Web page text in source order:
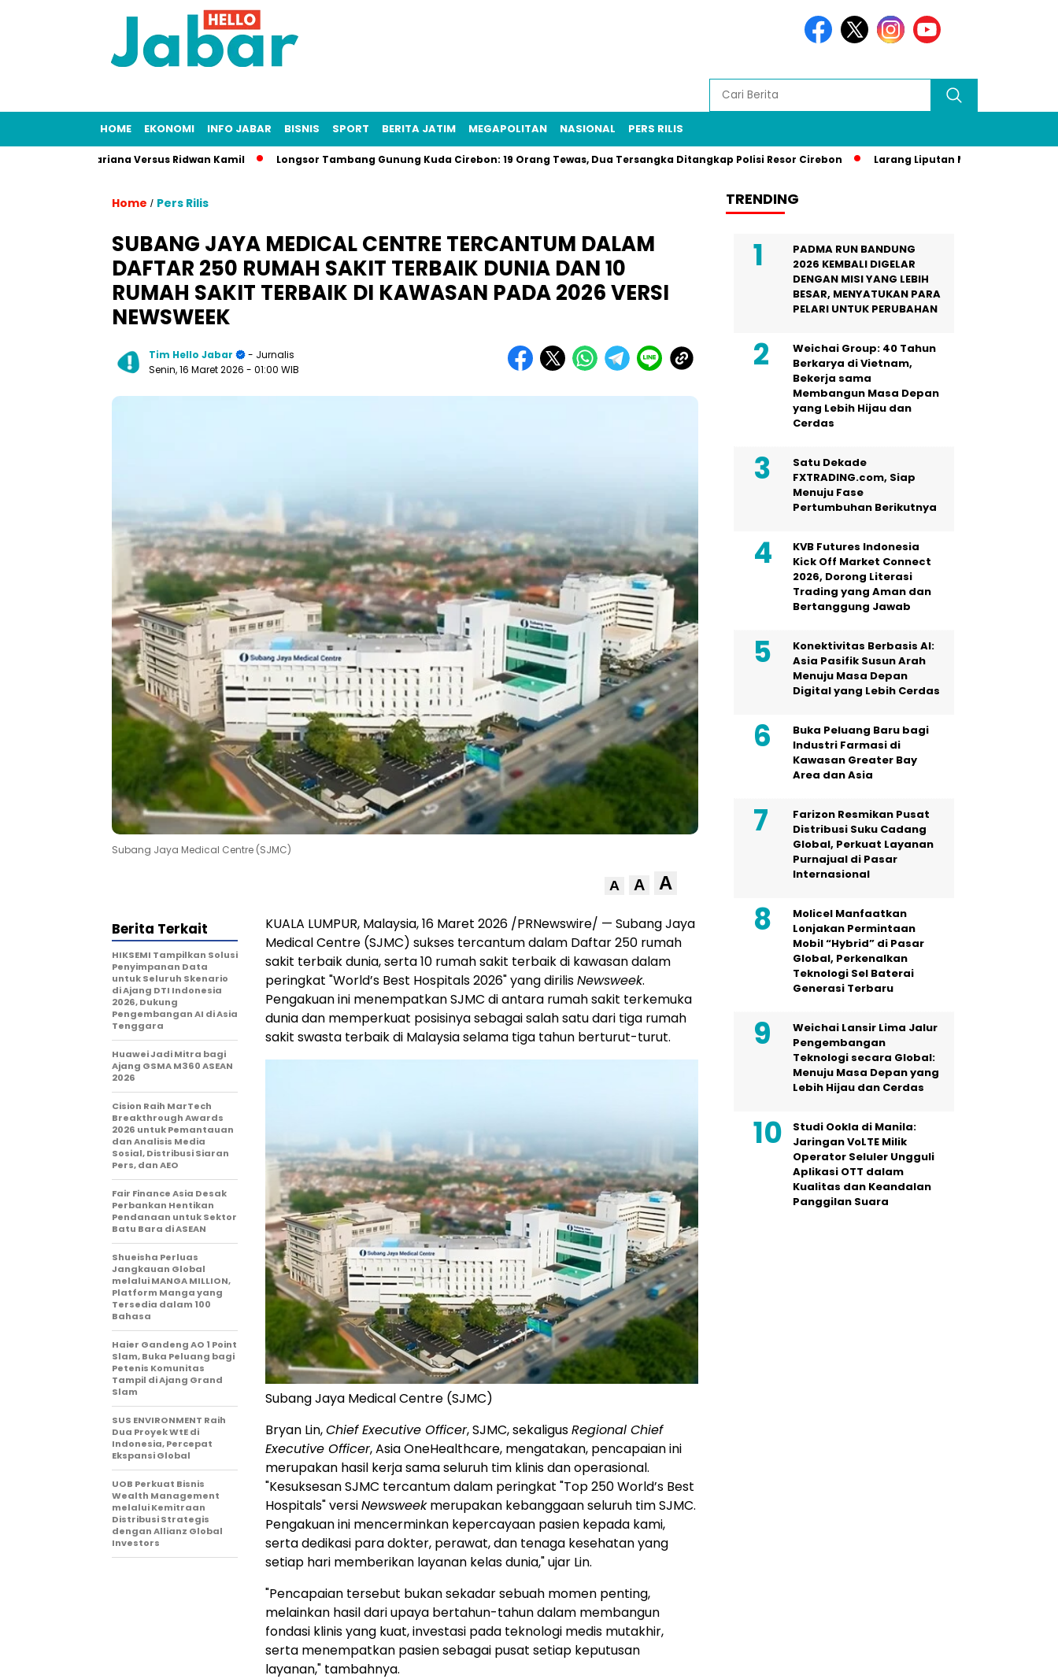
HOME EKONOMI INFO JABAR BISNIS SPORT BERITA JATIM MEGAPOLITAN NASIONAL PERS RILIS
Lisa Mariana Versus Ridwan Kamil Longsor Tambang Gunung Kuda Cirebon: 19 Orang Tewas, Dua Tersangka Ditangkap Polisi Resor Cirebon Larang Liputan Media Lokal di Gala
Home / Pers Rilis
SUBANG JAYA MEDICAL CENTRE TERCANTUM DALAM
DAFTAR 250 RUMAH SAKIT TERBAIK DUNIA DAN 10
RUMAH SAKIT TERBAIK DI KAWASAN PADA 2026 VERSI
NEWSWEEK
Tim Hello Jabar
- Jurnalis
Senin, 16 Maret 2026 - 01:00 WIB
Subang Jaya Medical Centre (SJMC)
A A A
KUALA LUMPUR, Malaysia, 16 Maret 2026 /PRNewswire/ — Subang Jaya
Medical Centre (SJMC) sukses tercantum dalam Daftar 250 rumah
sakit terbaik dunia, serta 10 rumah sakit terbaik di kawasan dalam
peringkat "World’s Best Hospitals 2026" yang dirilisNewsweek.
Pengakuan ini menempatkan SJMC di antara rumah sakit terkemuka
dunia dan memperkuat posisinya sebagai salah satu dari tiga rumah
sakit swasta terbaik di Malaysia selama tiga tahun berturut-turut.
Subang Jaya Medical Centre (SJMC)
Bryan Lin,Chief Executive Officer, SJMC, sekaligusRegional Chief
Executive Officer, Asia OneHealthcare, mengatakan, pencapaian ini
merupakan hasil kerja sama seluruh tim klinis dan operasional.
"Kesuksesan SJMC tercantum dalam peringkat "Top 250 World’s Best
Hospitals" versiNewsweekmerupakan kebanggaan seluruh tim SJMC.
Pengakuan ini mencerminkan kepercayaan pasien kepada kami,
serta dedikasi para dokter, perawat, dan tenaga kesehatan yang
setiap hari memberikan layanan kelas dunia," ujar Lin.
"Pencapaian tersebut bukan sekadar sebuah momen penting,
melainkan hasil dari upaya bertahun-tahun dalam membangun
fondasi klinis yang kuat, investasi pada teknologi medis mutakhir,
serta menempatkan pasien sebagai pusat setiap keputusan
layanan," tambahnya.
Berita Terkait
HIKSEMI Tampilkan Solusi
Penyimpanan Data
untuk Seluruh Skenario
di Ajang DTI Indonesia
2026, Dukung
Pengembangan AI di Asia
Tenggara
Huawei Jadi Mitra bagi
Ajang GSMA M360 ASEAN
2026
Cision Raih MarTech
Breakthrough Awards
2026 untuk Pemantauan
dan Analisis Media
Sosial, Distribusi Siaran
Pers, dan AEO
Fair Finance Asia Desak
Perbankan Hentikan
Pendanaan untuk Sektor
Batu Bara di ASEAN
Shueisha Perluas
Jangkauan Global
melalui MANGA MILLION,
Platform Manga yang
Tersedia dalam 100
Bahasa
Haier Gandeng AO 1 Point
Slam, Buka Peluang bagi
Petenis Komunitas
Tampil di Ajang Grand
Slam
SUS ENVIRONMENT Raih
Dua Proyek WtE di
Indonesia, Percepat
Ekspansi Global
UOB Perkuat Bisnis
Wealth Management
melalui Kemitraan
Distribusi Strategis
dengan Allianz Global
Investors
TRENDING
PADMA RUN BANDUNG
2026 KEMBALI DIGELAR
DENGAN MISI YANG LEBIH
BESAR, MENYATUKAN PARA
PELARI UNTUK PERUBAHAN
Weichai Group: 40 Tahun
Berkarya di Vietnam,
Bekerja sama
Membangun Masa Depan
yang Lebih Hijau dan
Cerdas
Satu Dekade
FXTRADING.com, Siap
Menuju Fase
Pertumbuhan Berikutnya
KVB Futures Indonesia
Kick Off Market Connect
2026, Dorong Literasi
Trading yang Aman dan
Bertanggung Jawab
Konektivitas Berbasis AI:
Asia Pasifik Susun Arah
Menuju Masa Depan
Digital yang Lebih Cerdas
Buka Peluang Baru bagi
Industri Farmasi di
Kawasan Greater Bay
Area dan Asia
Farizon Resmikan Pusat
Distribusi Suku Cadang
Global, Perkuat Layanan
Purnajual di Pasar
Internasional
Molicel Manfaatkan
Lonjakan Permintaan
Mobil “Hybrid” di Pasar
Global, Perkenalkan
Teknologi Sel Baterai
Generasi Terbaru
Weichai Lansir Lima Jalur
Pengembangan
Teknologi secara Global:
Menuju Masa Depan yang
Lebih Hijau dan Cerdas
Studi Ookla di Manila:
Jaringan VoLTE Milik
Operator Seluler Ungguli
Aplikasi OTT dalam
Kualitas dan Keandalan
Panggilan Suara